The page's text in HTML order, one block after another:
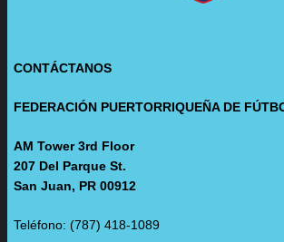
CONTÁCTANOS
FEDERACIÓN PUERTORRIQUEÑA DE
AM Tower 3rd Floor
207 Del Parque St.
San Juan, PR 00912
Teléfono: (787) 418-1089